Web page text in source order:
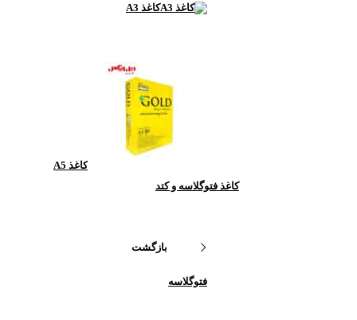
کاغذ A3
کاغذ A5
کاغذ فتوگلاسه و کتد
بازگشت
فتوگلاسه